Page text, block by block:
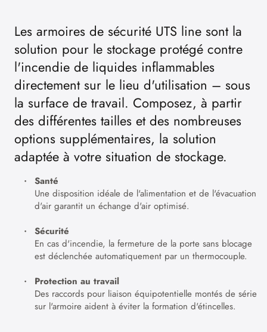
Les armoires de sécurité UTS line sont la
solution pour le stockage protégé contre
l'incendie de liquides inflammables
directement sur le lieu d'utilisation – sous
la surface de travail. Composez, à partir
des différentes tailles et des nombreuses
options supplémentaires, la solution
adaptée à votre situation de stockage.
Santé
Une disposition idéale de l'alimentation et de l'évacuation
d'air garantit un échange d'air optimisé.
Sécurité
En cas d'incendie, la fermeture de la porte sans blocage
est déclenchée automatiquement par un thermocouple.
Protection au travail
Des raccords pour liaison équipotentielle montés de série
sur l'armoire aident à éviter la formation d'étincelles.